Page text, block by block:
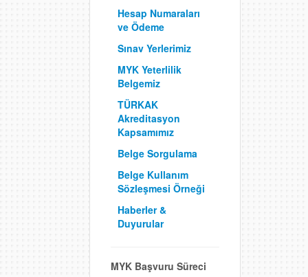
Hesap Numaraları
ve Ödeme
Sınav Yerlerimiz
MYK Yeterlilik
Belgemiz
TÜRKAK
Akreditasyon
Kapsamımız
Belge Sorgulama
Belge Kullanım
Sözleşmesi Örneği
Haberler &
Duyurular
MYK Başvuru Süreci